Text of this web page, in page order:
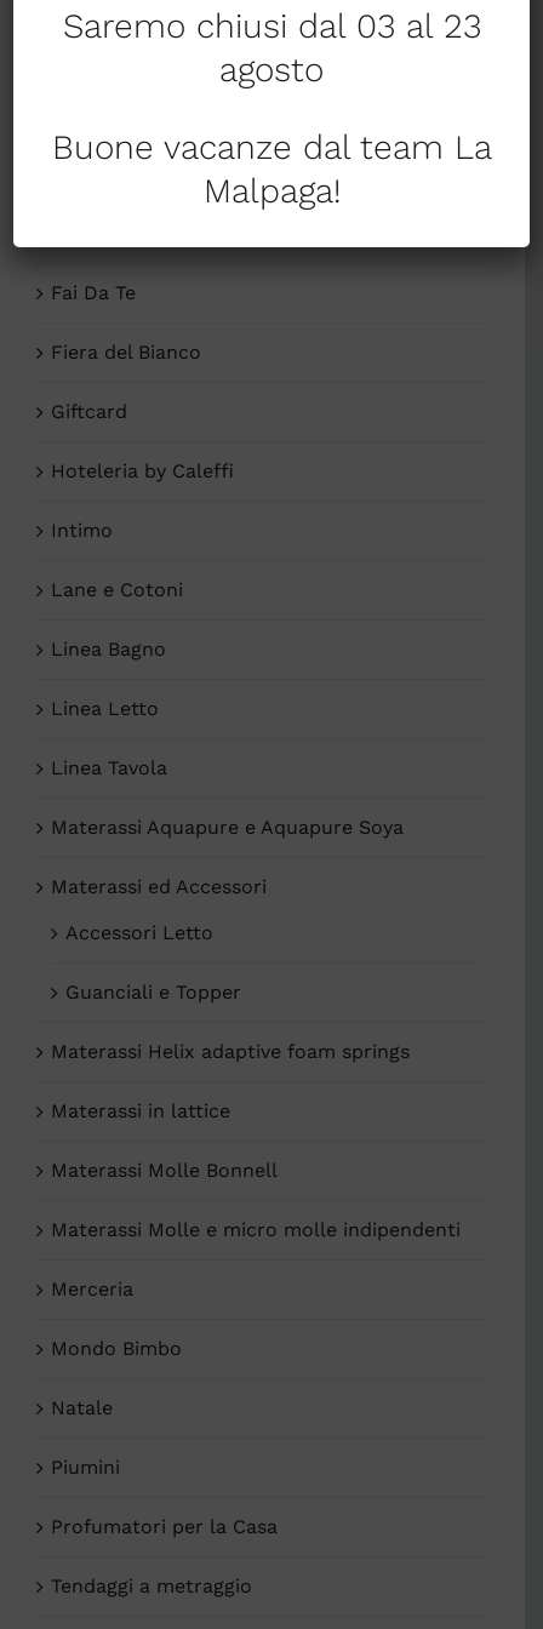
1 CLASSE Alviero Martini
Fai Da Te
Fiera del Bianco
Giftcard
Hoteleria by Caleffi
Intimo
Lane e Cotoni
Linea Bagno
Linea Letto
Linea Tavola
Materassi Aquapure e Aquapure Soya
Materassi ed Accessori
Accessori Letto
Guanciali e Topper
Materassi Helix adaptive foam springs
Materassi in lattice
Materassi Molle Bonnell
Materassi Molle e micro molle indipendenti
Merceria
Mondo Bimbo
Natale
Piumini
Profumatori per la Casa
Tendaggi a metraggio
Saremo chiusi dal 03 al 23
agosto
Buone vacanze dal team La
Malpaga!